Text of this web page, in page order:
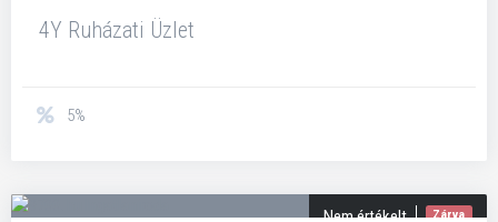
4Y Ruházati Üzlet
5%
Nem értékelt Zárva